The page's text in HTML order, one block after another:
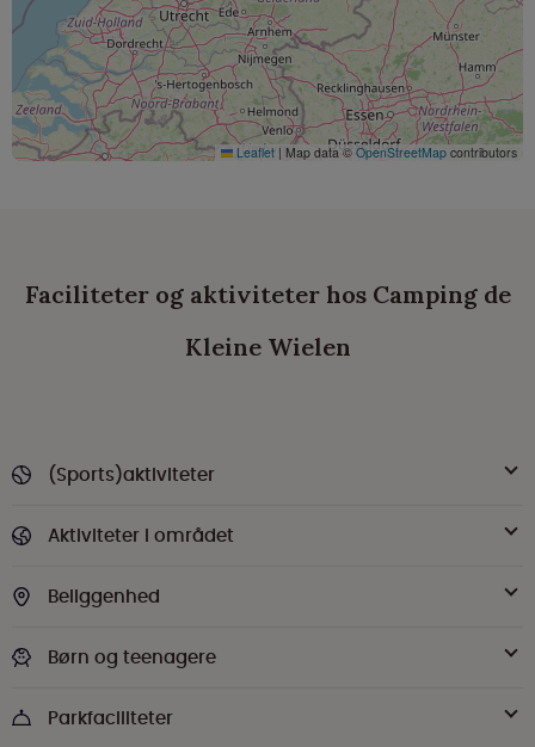
Leaflet | Map data © OpenStreetMap contributors
Faciliteter og aktiviteter hos Camping de
Kleine Wielen
(Sports)aktiviteter
Aktiviteter i området
Beliggenhed
Børn og teenagere
Parkfaciliteter